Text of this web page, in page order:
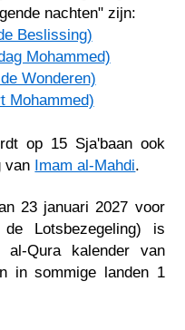
nachten" zijn:
Beslissing)
Mohammed)
Wonderen)
Mohammed)
op 15 Sja'baan ook
van Imam al-Mahdi.
23 januari 2027 voor
Lotsbezegeling) is
Qura kalender van
in sommige landen 1